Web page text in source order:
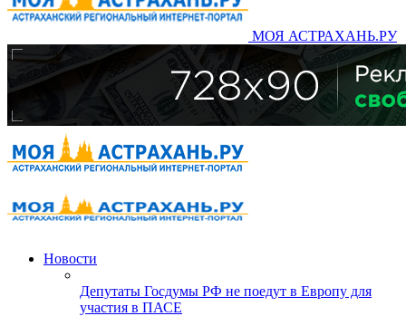
МОЯ АСТРАХАНЬ.РУ
Новости
Депутаты Госдумы РФ не поедут в Европу для
участия в ПАСЕ